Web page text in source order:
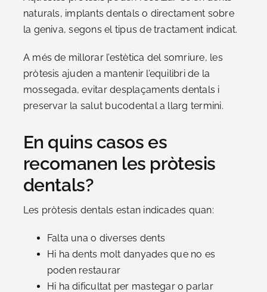
naturals, implants dentals o directament sobre
la geniva, segons el tipus de tractament indicat.
A més de millorar l’estètica del somriure, les
pròtesis ajuden a mantenir l’equilibri de la
mossegada, evitar desplaçaments dentals i
preservar la salut bucodental a llarg termini.
En quins casos es
recomanen les pròtesis
dentals?
Les pròtesis dentals estan indicades quan:
Falta una o diverses dents
Hi ha dents molt danyades que no es
poden restaurar
Hi ha dificultat per mastegar o parlar